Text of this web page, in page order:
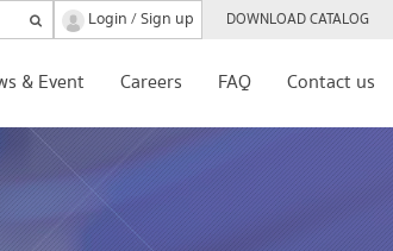
Login /Sign up DOWNLOAD CATALOG
& Event Careers FAQ Contact us